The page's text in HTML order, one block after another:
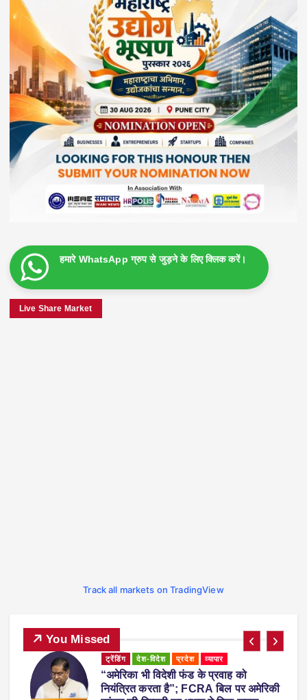
हमारे WhatsApp ग्रुप से जुड़ने के लिए क्लिक करें।
Live Share Market
Track all markets on TradingView
You Missed
ट्रेंडिंग देश-विदेश प्रदेश महाराष्ट्र
महाराष्ट्र में नकली ‘एनालॉग पनीर’ पर 1 साल
का प्रतिबंध, होटल-रेस्टोरेंट में उपयोग करने पर